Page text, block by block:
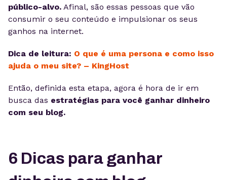
público-alvo. Afinal, são essas pessoas que vão
consumir o seu conteúdo e impulsionar os seus
ganhos na internet.
Dica de leitura: O que é uma persona e como isso
ajuda o meu site? – KingHost
Então, definida esta etapa, agora é hora de ir em
busca das estratégias para você ganhar dinheiro
com seu blog.
6 Dicas para ganhar